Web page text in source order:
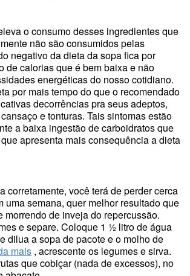
o consumo desses ingredientes que
não são consumidos pelas
negativo da dieta da sopa fica por
de calorias que é bem baixa e não
energéticas do nosso cotidiano.
por mais tempo do que o recomendado
decorrências pra seus adeptos,
e tonturas. Tais sintomas estão
a baixa ingestão de carboidratos que
apresenta mais consequência a dieta
corretamente, você terá de perder cerca
uma semana, quer melhor resultado que
morrendo de inveja do repercussão.
e separe. Coloque 1 ½ litro de água
dilua a sopa de pacote e o molho de
mais , acrescente os legumes e sirva.
que cobiçar (nada de excessos), no